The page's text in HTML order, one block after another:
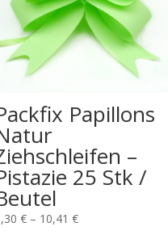
Papillons
–
25 Stk /
€– 10,41 €